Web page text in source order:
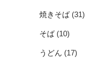
焼きそば(31)
そば(10)
うどん (17)